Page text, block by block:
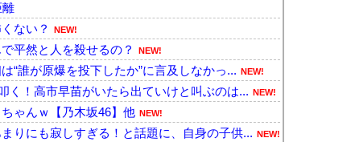
ない？
NEW!
平然と人を殺せるの？ NEW!
“誰が原爆を投下したか”に言及しなかっ... NEW!
く！高市早苗がいたら出ていけと叫ぶのは... NEW!
ゃんｗ【乃木坂46】他 NEW!
りにも寂しすぎる！と話題に、自身の子供... NEW!